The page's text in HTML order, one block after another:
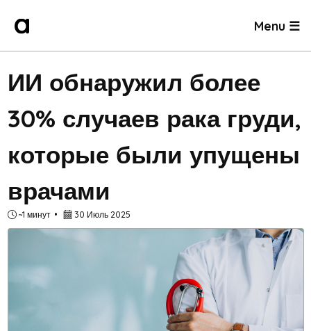
Menu ☰
ИИ обнаружил более
30% случаев рака груди,
которые были упущены
врачами
~1 минут 30 Июль 2025